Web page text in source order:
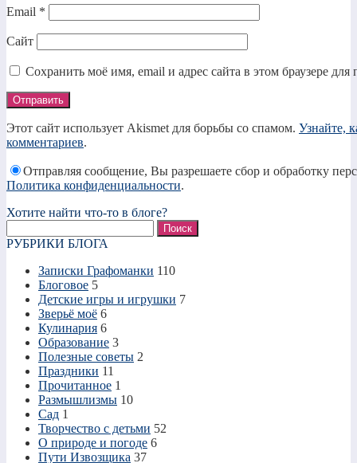
Email *
Сайт
Сохранить моё имя, email и адрес сайта в этом браузере
Этот сайт использует Akismet для борьбы со спамом. Узнайте,
комментариев.
Отправляя сообщение, Вы разрешаете сбор и обработку
Политика конфиденциальности.
Хотите найти что-то в блоге?
РУБРИКИ БЛОГА
Записки Графоманки 110
Блоговое 5
Детские игры и игрушки 7
Зверьё моё 6
Кулинария 6
Образование 3
Полезные советы 2
Праздники 11
Прочитанное 1
Размышлизмы 10
Сад 1
Творчество с детьми 52
О природе и погоде 6
Пути Извозщика 37